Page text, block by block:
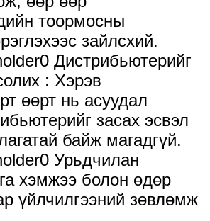
тоормосны
зайлсхий.
Дистрибьютерийг
‌: Хэрэв
өөрт нь асуудал
засах эсвэл
байж магадгүй.
Урьдчилан
хэмжээ болон өдөр
үйлчилгээний зөвлөмж